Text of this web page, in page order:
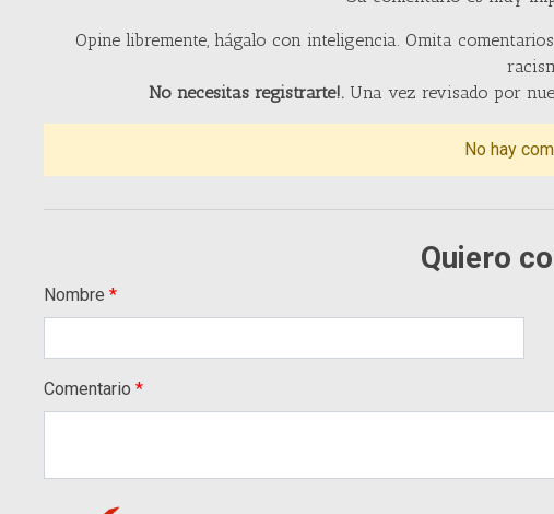
Opine libremente, hágalo con inteligencia. Omita
No necesitas registrarte!. Una vez revisado por
No hay
Quiero
Nombre
Comentario